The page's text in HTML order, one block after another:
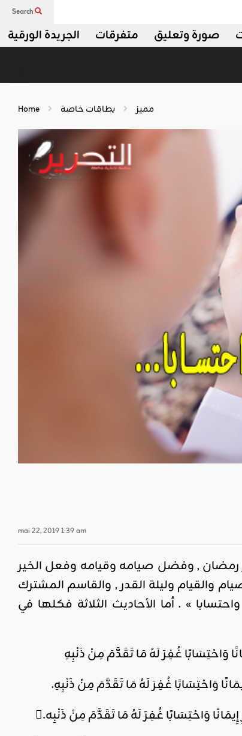
Search
الجريدة الورقية متفرقات صورة وتعليق
Home مميز بطاقات خاصة
mai 22, 2019 1:39 am
, وفضل صيامه وقيامه وفعل الخير
والقيام وليلة القدر , والقاسم المشترك
» . أما الأحاديث الثلاثة فكلها في
غُفِرَ لَهُ مَا تَقَدَّمَ مِنْ ذَنْبِهِ
وَاحْتِسَابًا غُفِرَ لَهُ مَا تَقَدَّمَ مِنْ ذَنْبِهِ.
وَاحْتِسَابًا غُفِرَ لَهُ مَا تَقَدَّمَ مِنْ ذَنْبِه.ِ